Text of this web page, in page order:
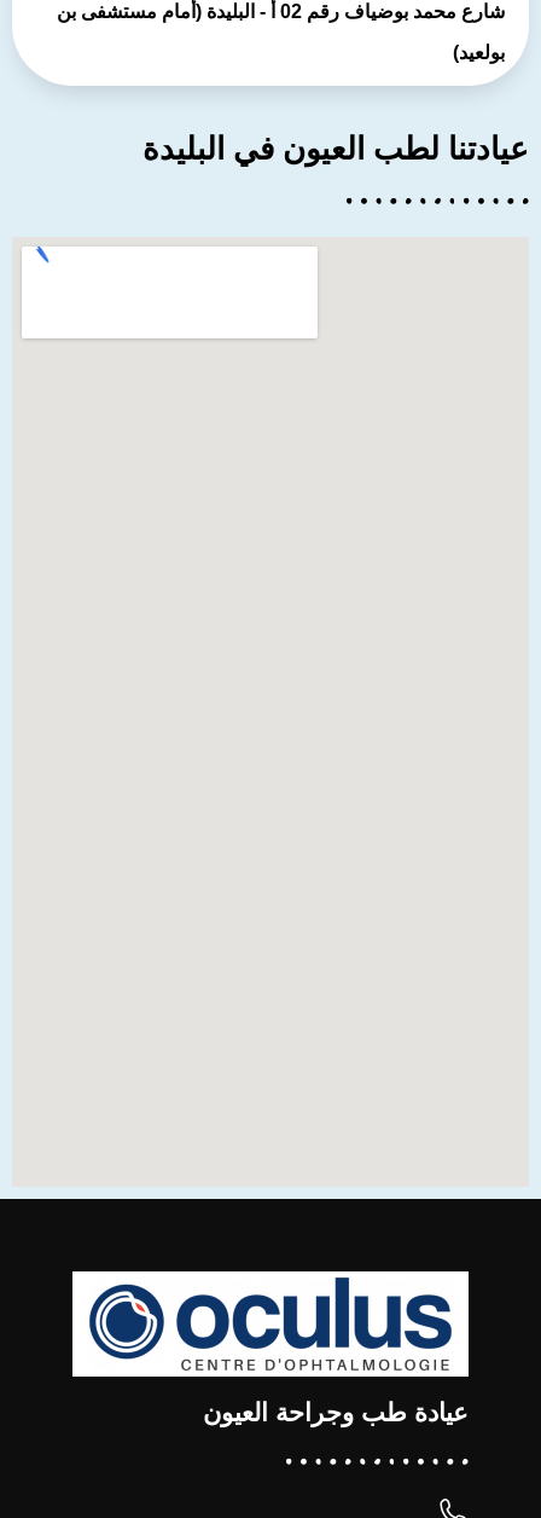
شارع محمد بوضياف رقم 02 أ - البليدة (أمام مستشفى بن
بولعيد)
عيادتنا لطب العيون في البليدة
عيادة طب وجراحة العيون